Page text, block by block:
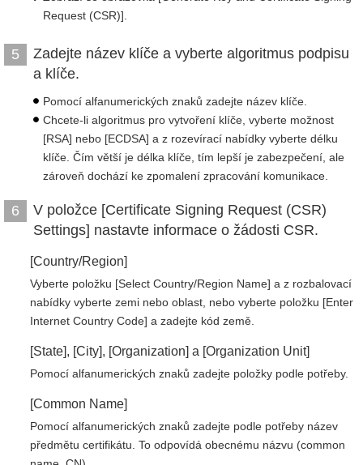
Request (CSR)].
5
Zadejte název klíče a vyberte algoritmus podpisu
a klíče.
Pomocí alfanumerických znaků zadejte název klíče.
Chcete-li algoritmus pro vytvoření klíče, vyberte možnost
[RSA] nebo [ECDSA] a z rozevírací nabídky vyberte délku
klíče. Čím větší je délka klíče, tím lepší je zabezpečení, ale
zároveň dochází ke zpomalení zpracování komunikace.
6
V položce [Certificate Signing Request (CSR)
Settings] nastavte informace o žádosti CSR.
[Country/Region]
Vyberte položku [Select Country/Region Name] a z rozbalovací
nabídky vyberte zemi nebo oblast, nebo vyberte položku [Enter
Internet Country Code] a zadejte kód země.
[State], [City], [Organization] a [Organization Unit]
Pomocí alfanumerických znaků zadejte položky podle potřeby.
[Common Name]
Pomocí alfanumerických znaků zadejte podle potřeby název
předmětu certifikátu. To odpovídá obecnému názvu (common